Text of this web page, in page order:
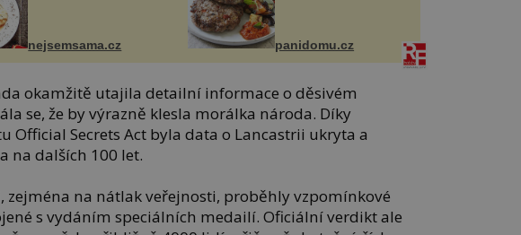
nejsemsama.cz panidomu.cz
okamžitě utajila detailní informace o děsivém
se, že by výrazně klesla morálka národa. Díky
Official Secrets Act byla data o Lancastrii ukryta a
na dalších 100 let.
zejména na nátlak veřejnosti, proběhly vzpomínkové
s vydáním speciálních medailí. Oficiální verdikt ale